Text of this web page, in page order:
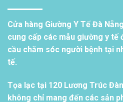
Cửa hàng Giường Y Tế Đà
cung cấp các mẫu giường y tế
cầu chăm sóc người bệnh tại
tế.
Tọa lạc tại 120 Lương Trúc
không chỉ mang đến các sản